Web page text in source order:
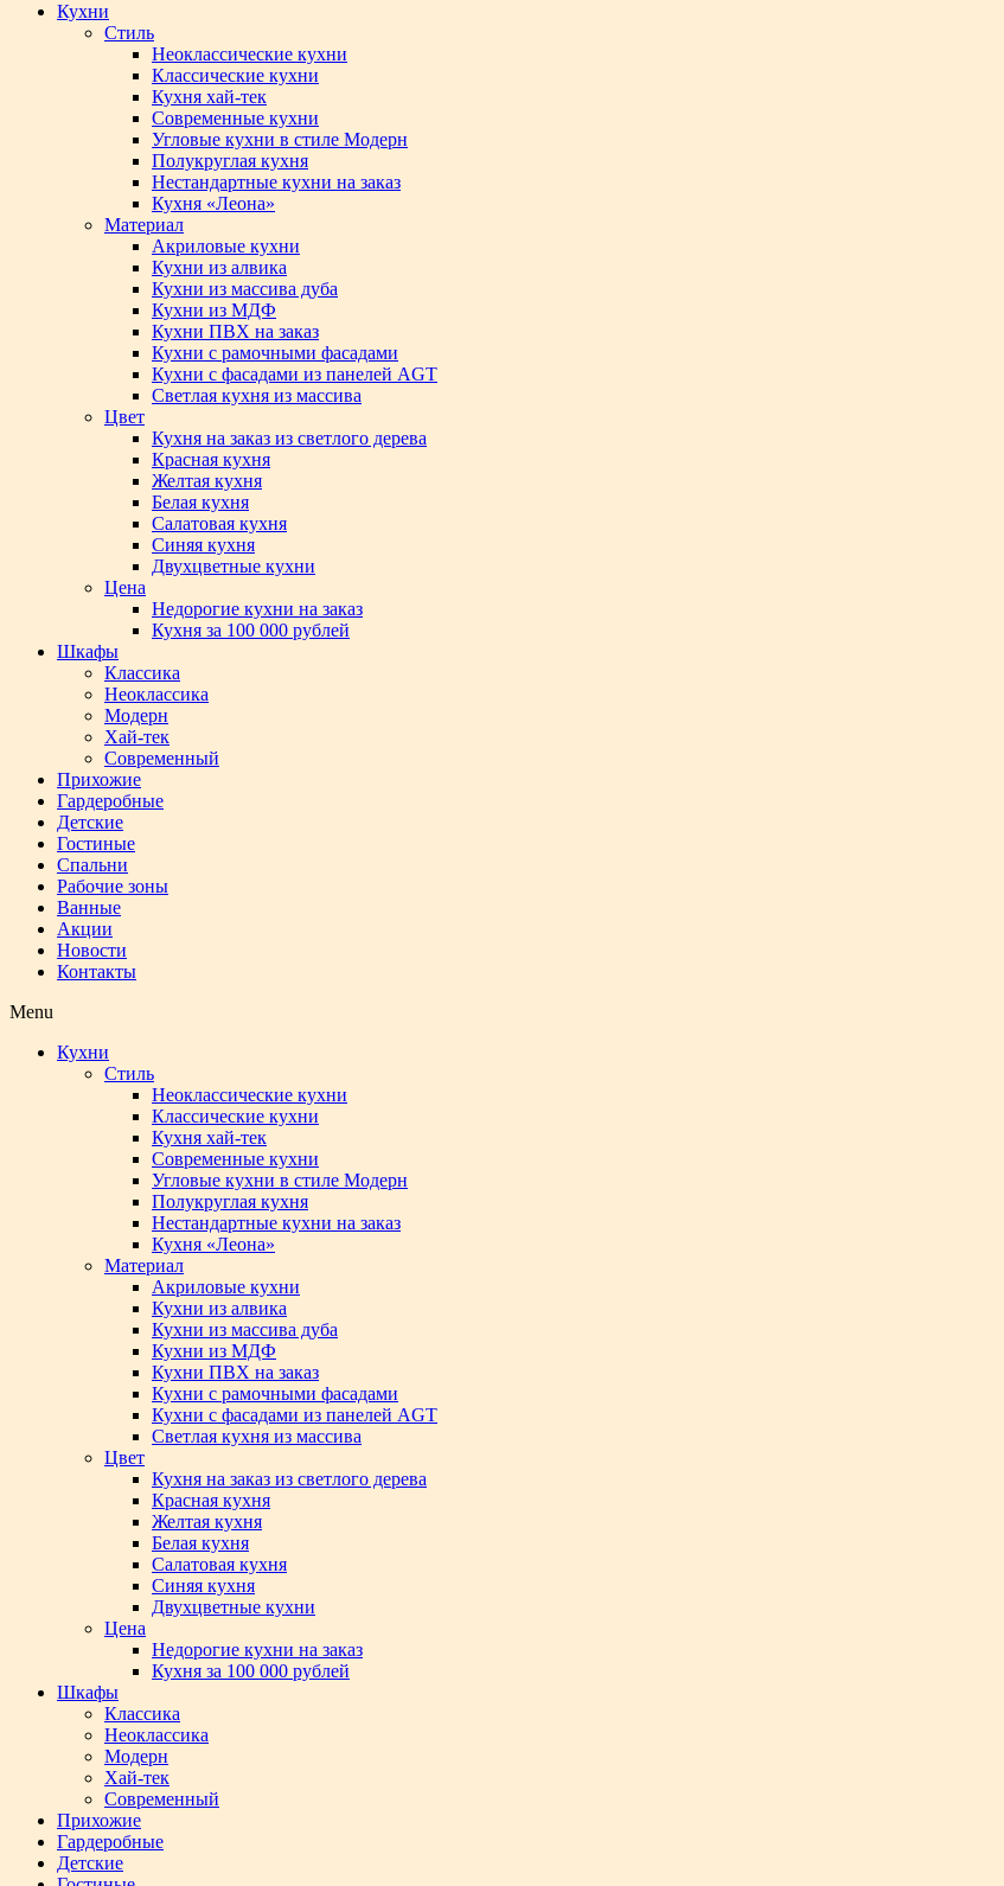
Кухни
Стиль
Неоклассические кухни
Классические кухни
Кухня хай-тек
Современные кухни
Угловые кухни в стиле Модерн
Полукруглая кухня
Нестандартные кухни на заказ
Кухня «Леона»
Материал
Акриловые кухни
Кухни из алвика
Кухни из массива дуба
Кухни из МДФ
Кухни ПВХ на заказ
Кухни с рамочными фасадами
Кухни с фасадами из панелей AGT
Светлая кухня из массива
Цвет
Кухня на заказ из светлого дерева
Красная кухня
Желтая кухня
Белая кухня
Салатовая кухня
Синяя кухня
Двухцветные кухни
Цена
Недорогие кухни на заказ
Кухня за 100 000 рублей
Шкафы
Классика
Неоклассика
Модерн
Хай-тек
Современный
Прихожие
Гардеробные
Детские
Гостиные
Спальни
Рабочие зоны
Ванные
Акции
Новости
Контакты
Menu
Кухни
Стиль
Неоклассические кухни
Классические кухни
Кухня хай-тек
Современные кухни
Угловые кухни в стиле Модерн
Полукруглая кухня
Нестандартные кухни на заказ
Кухня «Леона»
Материал
Акриловые кухни
Кухни из алвика
Кухни из массива дуба
Кухни из МДФ
Кухни ПВХ на заказ
Кухни с рамочными фасадами
Кухни с фасадами из панелей AGT
Светлая кухня из массива
Цвет
Кухня на заказ из светлого дерева
Красная кухня
Желтая кухня
Белая кухня
Салатовая кухня
Синяя кухня
Двухцветные кухни
Цена
Недорогие кухни на заказ
Кухня за 100 000 рублей
Шкафы
Классика
Неоклассика
Модерн
Хай-тек
Современный
Прихожие
Гардеробные
Детские